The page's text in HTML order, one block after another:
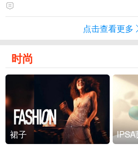
点击查看更多
时尚
裙子